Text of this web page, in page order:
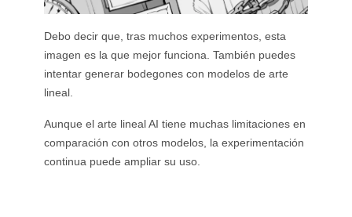
Debo decir que, tras muchos experimentos, esta
imagen es la que mejor funciona. También puedes
intentar generar bodegones con modelos de arte
lineal.
Aunque el arte lineal AI tiene muchas limitaciones en
comparación con otros modelos, la experimentación
continua puede ampliar su uso.